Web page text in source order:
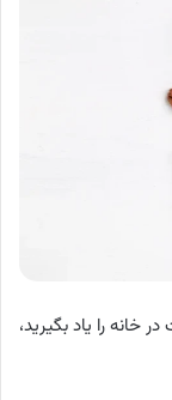
خانه را یاد بگیرید،